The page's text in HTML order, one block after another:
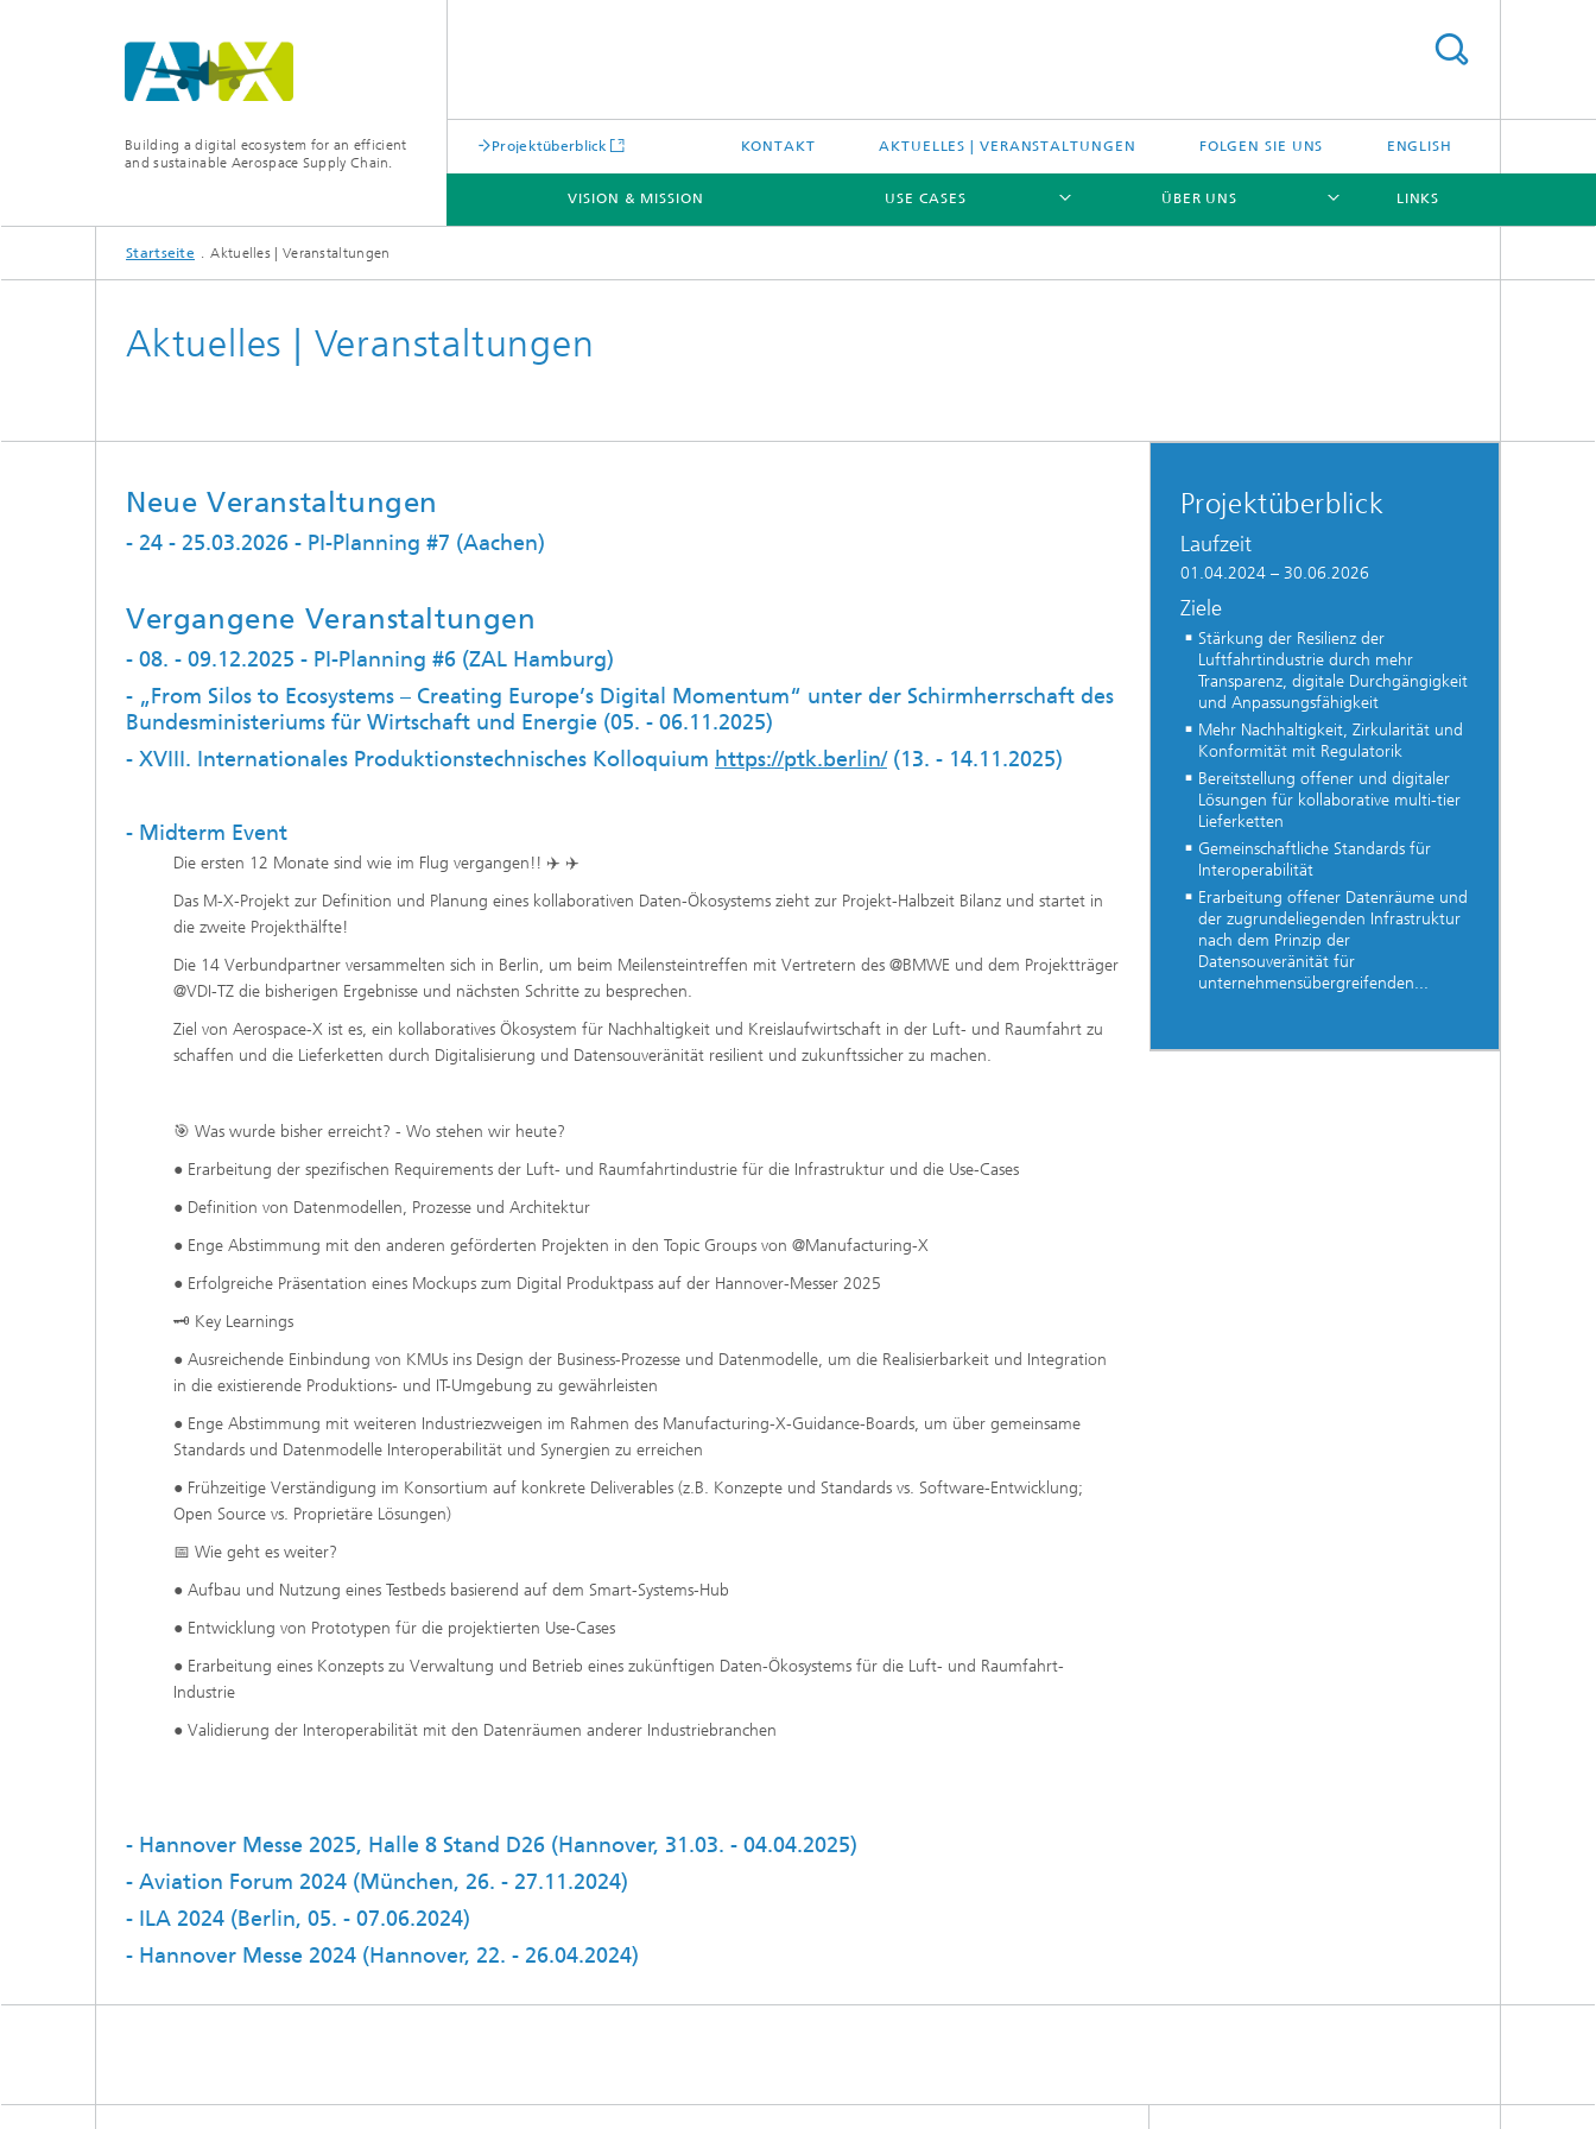
Building a digital ecosystem for an efficient
and sustainable Aerospace Supply Chain.
Projektüberblick KONTAKT AKTUELLES | VERANSTALTUNGEN FOLGEN SIE UNS ENGLISH
VISION & MISSION USE CASES
USE CASES
ÜBER UNS
ÜBER UNS
LINKS
Startseite Aktuelles | Veranstaltungen
Aktuelles | Veranstaltungen
Neue Veranstaltungen
- 24 - 25.03.2026 - PI-Planning #7 (Aachen)
Vergangene Veranstaltungen
- 08. - 09.12.2025 - PI-Planning #6 (ZAL Hamburg)
- „From Silos to Ecosystems – Creating Europe’s Digital Momentum“ unter der Schirmherrschaft des
Bundesministeriums für Wirtschaft und Energie (05. - 06.11.2025)
- XVIII. Internationales Produktionstechnisches Kolloquium https://ptk.berlin/(13. - 14.11.2025)
- Midterm Event
Die ersten 12 Monate sind wie im Flug vergangen!! ✈️ ✈️
Das M-X-Projekt zur Definition und Planung eines kollaborativen Daten-Ökosystems zieht zur Projekt-Halbzeit Bilanz und startet in
die zweite Projekthälfte!
Die 14 Verbundpartner versammelten sich in Berlin, um beim Meilensteintreffen mit Vertretern des @BMWE und dem Projektträger
@VDI-TZ die bisherigen Ergebnisse und nächsten Schritte zu besprechen.
Ziel von Aerospace-X ist es, ein kollaboratives Ökosystem für Nachhaltigkeit und Kreislaufwirtschaft in der Luft- und Raumfahrt zu
schaffen und die Lieferketten durch Digitalisierung und Datensouveränität resilient und zukunftssicher zu machen.
🎯 Was wurde bisher erreicht? - Wo stehen wir heute?
● Erarbeitung der spezifischen Requirements der Luft- und Raumfahrtindustrie für die Infrastruktur und die Use-Cases
● Definition von Datenmodellen, Prozesse und Architektur
● Enge Abstimmung mit den anderen geförderten Projekten in den Topic Groups von @Manufacturing-X
● Erfolgreiche Präsentation eines Mockups zum Digital Produktpass auf der Hannover-Messer 2025
🗝️ Key Learnings
● Ausreichende Einbindung von KMUs ins Design der Business-Prozesse und Datenmodelle, um die Realisierbarkeit und Integration
in die existierende Produktions- und IT-Umgebung zu gewährleisten
● Enge Abstimmung mit weiteren Industriezweigen im Rahmen des Manufacturing-X-Guidance-Boards, um über gemeinsame
Standards und Datenmodelle Interoperabilität und Synergien zu erreichen
● Frühzeitige Verständigung im Konsortium auf konkrete Deliverables (z.B. Konzepte und Standards vs. Software-Entwicklung;
Open Source vs. Proprietäre Lösungen)
📅 Wie geht es weiter?
● Aufbau und Nutzung eines Testbeds basierend auf dem Smart-Systems-Hub
● Entwicklung von Prototypen für die projektierten Use-Cases
● Erarbeitung eines Konzepts zu Verwaltung und Betrieb eines zukünftigen Daten-Ökosystems für die Luft- und Raumfahrt-
Industrie
● Validierung der Interoperabilität mit den Datenräumen anderer Industriebranchen
- Hannover Messe 2025, Halle 8 Stand D26 (Hannover, 31.03. - 04.04.2025)
- Aviation Forum 2024 (München, 26. - 27.11.2024)
- ILA 2024 (Berlin, 05. - 07.06.2024)
- Hannover Messe 2024 (Hannover, 22. - 26.04.2024)
Projektüberblick
Laufzeit
01.04.2024 – 30.06.2026
Ziele
Stärkung der Resilienz der
Luftfahrtindustrie durch mehr
Transparenz, digitale Durchgängigkeit
und Anpassungsfähigkeit
Mehr Nachhaltigkeit, Zirkularität und
Konformität mit Regulatorik
Bereitstellung offener und digitaler
Lösungen für kollaborative multi-tier
Lieferketten
Gemeinschaftliche Standards für
Interoperabilität
Erarbeitung offener Datenräume und
der zugrundeliegenden Infrastruktur
nach dem Prinzip der
Datensouveränität für
unternehmensübergreifenden...